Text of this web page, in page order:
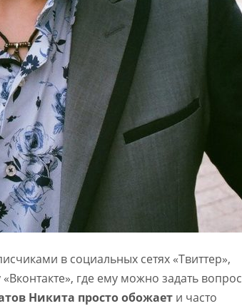
в социальных сетях «Твиттер»,
где ему можно задать вопрос
Никита просто обожает и часто